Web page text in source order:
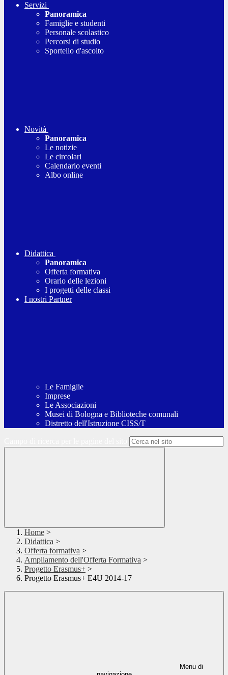
Servizi
Panoramica
Famiglie e studenti
Personale scolastico
Percorsi di studio
Sportello d'ascolto
Novità
Panoramica
Le notizie
Le circolari
Calendario eventi
Albo online
Didattica
Panoramica
Offerta formativa
Orario delle lezioni
I progetti delle classi
I nostri Partner
Le Famiglie
Imprese
Le Associazioni
Musei di Bologna e Biblioteche comunali
Distretto dell'Istruzione CISS/T
Home >
Didattica >
Offerta formativa >
Ampliamento dell'Offerta Formativa >
Progetto Erasmus+ >
Progetto Erasmus+ E4U 2014-17
Menu di